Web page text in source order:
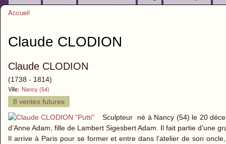
Menu principal
Accueil
Claude CLODION
Claude CLODION
(1738 - 1814)
Ville: Nancy (54)
8 ventes futures
Sculpteur né à Nancy (54) le 20
d’Anne Adam, fille de Lambert Sigesbert Adam. Il fait partie d’une
Il arrive à Paris pour se former et entre dans l’atelier de son